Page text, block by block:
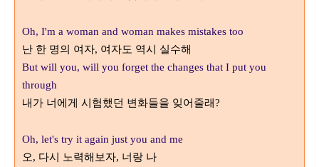
Oh, I'm a woman and woman makes mistakes too
난 한 명의 여자, 여자도 역시 실수해
But will you, will you forget the changes that I put you
through
내가 너에게 시험했던 변화들을 잊어줄래?
Oh, let's try it again just you and me
오, 다시 노력해보자, 너랑 나